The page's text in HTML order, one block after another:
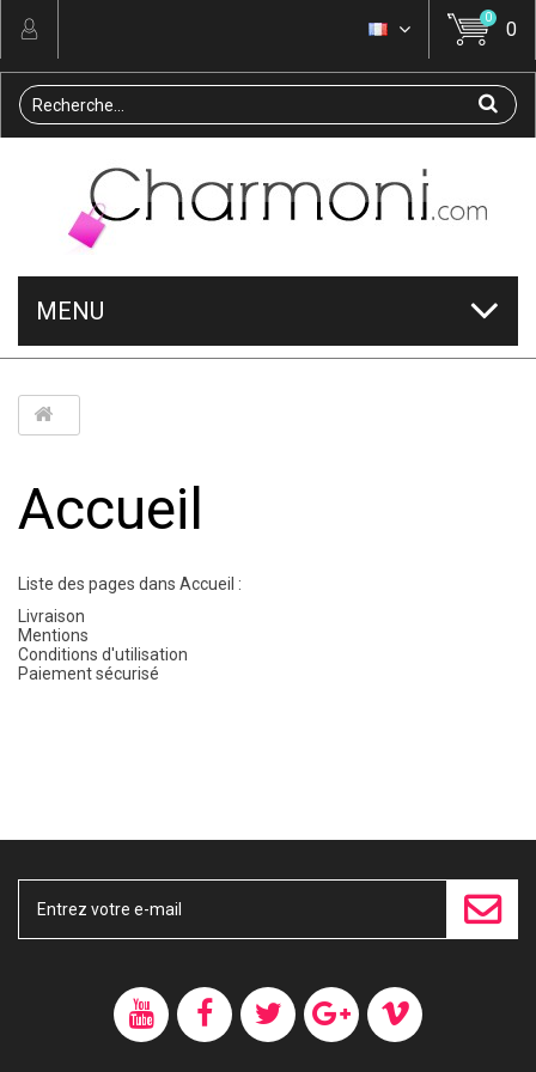
0
0
MENU
Accueil
Liste des pages dans Accueil :
Livraison
Mentions
Conditions d'utilisation
Paiement sécurisé